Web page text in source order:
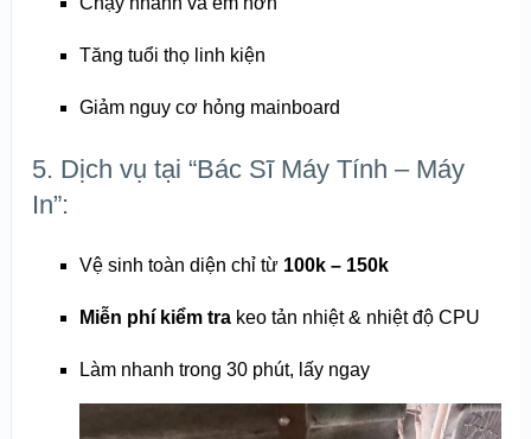
Tăng tuổi thọ linh kiện
Giảm nguy cơ hỏng mainboard
5. Dịch vụ tại “Bác Sĩ Máy Tính – Máy
In”:
Vệ sinh toàn diện chỉ từ 100k – 150k
Miễn phí kiểm trakeo tản nhiệt & nhiệt độ CPU
Làm nhanh trong 30 phút, lấy ngay